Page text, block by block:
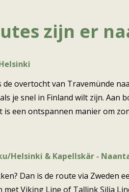
zijn er
overtocht van Travemünde
je snel in Finland wilt zijn. Aan
is een ontspannen manier om
Helsinki & Kapellskär -
Dan is de route via Zweden
Viking Line of Tallink Silja